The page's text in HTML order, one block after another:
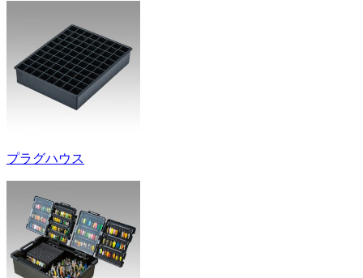
プラグハウス